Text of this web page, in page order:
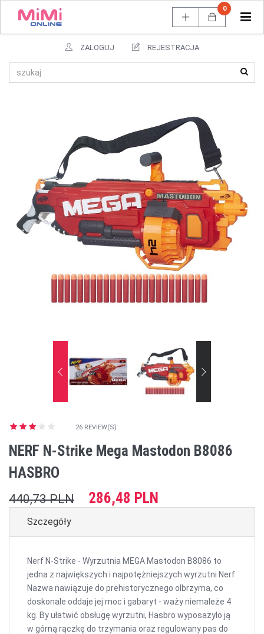
ZALOGUJ REJESTRACJA
0
26 REVIEW(S)
NERF N-Strike Mega Mastodon B8086
HASBRO
440,73 PLN 286,48 PLN
Szczegóły
Nerf N-Strike - Wyrzutnia MEGA Mastodon B8086 to
jedna z największych i najpotężniejszych wyrzutni Nerf.
Nazwa nawiązuje do prehistorycznego olbrzyma, co
doskonale oddaje jej moc i gabaryt - waży niemależe 4
kg. By ułatwić obsługę wyrzutni, Hasbro wyposażyło ją
w górną rączkę do trzymania oraz regulowany pas do